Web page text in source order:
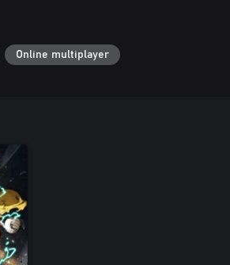
Online multiplayer